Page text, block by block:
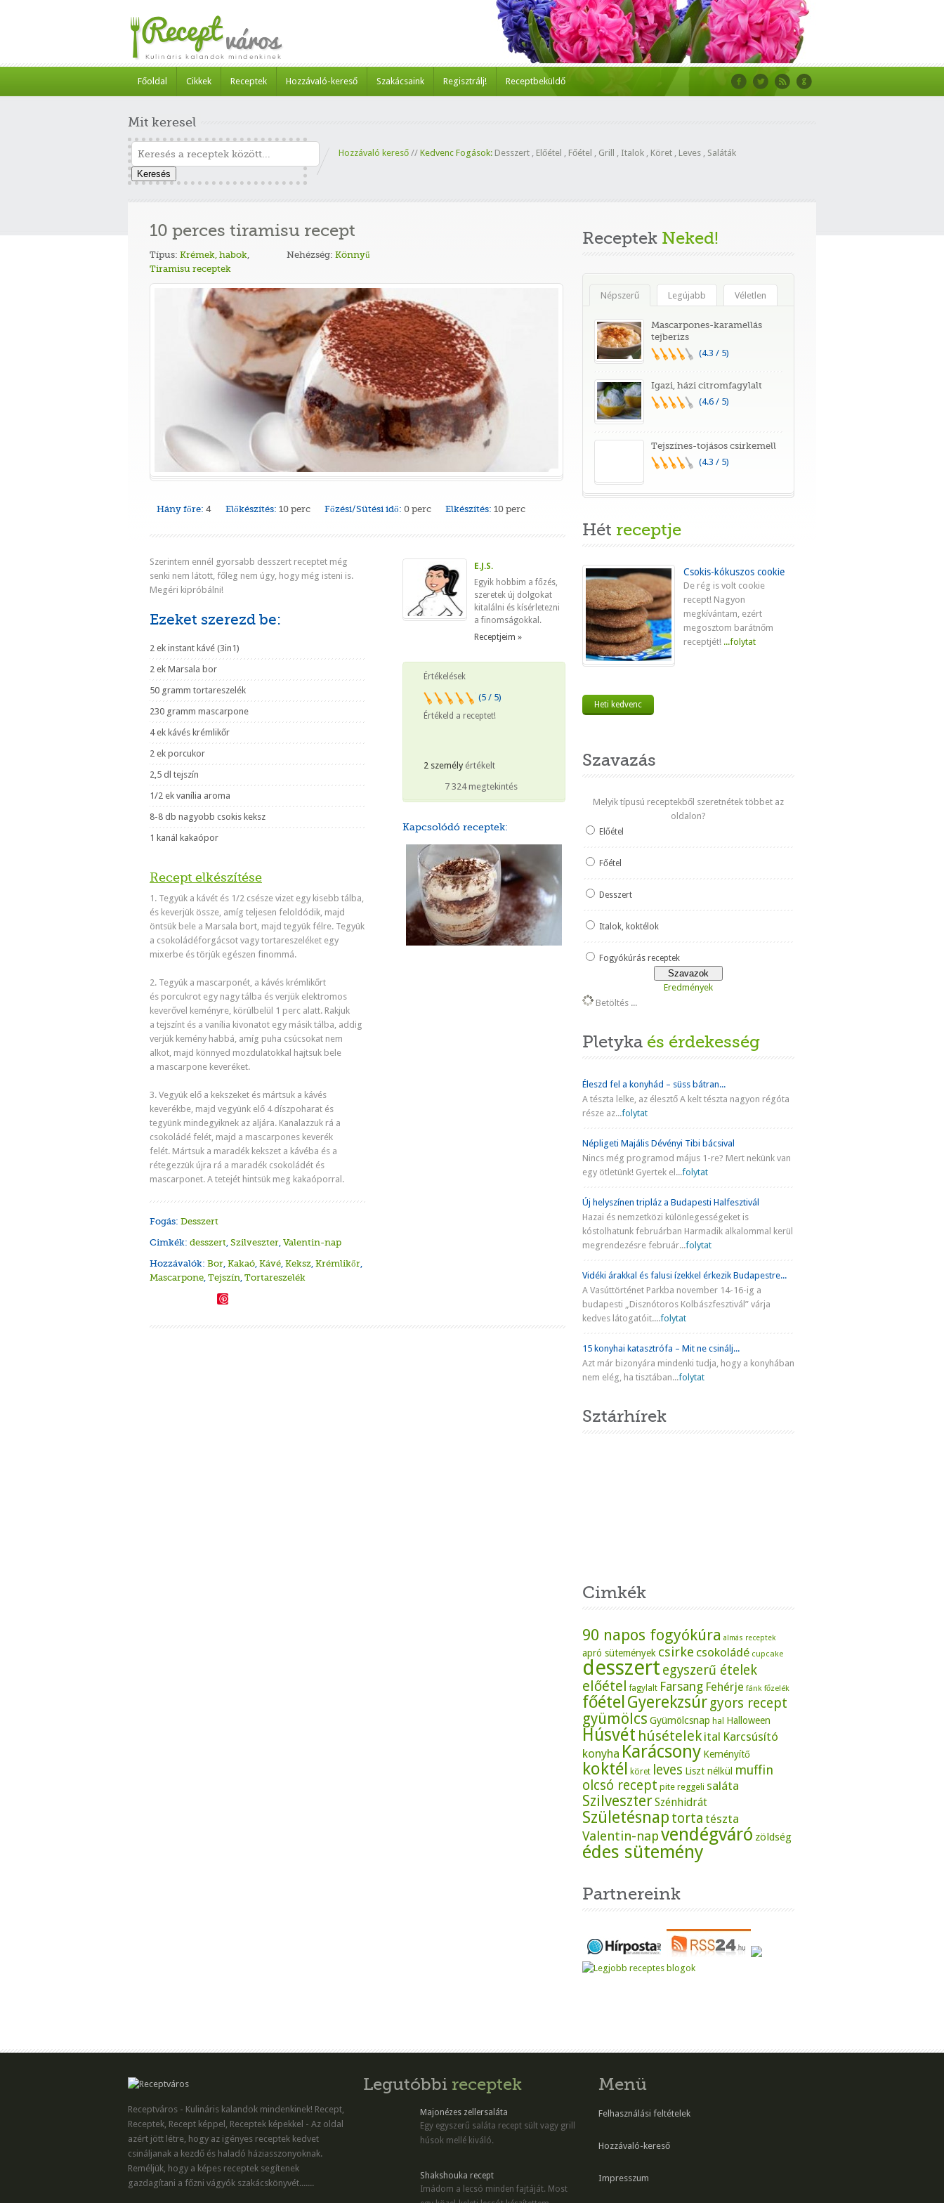
Főoldal Cikkek Receptek Hozzávaló-kereső Szakácsaink Regisztrálj! Receptbeküldő
Mit keresel
Keresés
Hozzávaló kereső // Kedvenc Fogások: Desszert , Előétel , Főétel , Grill , Italok , Köret , Leves , Saláták
10 perces tiramisu recept
Típus: Krémek, habok,
Tiramisu receptek
Nehézség: Könnyű
Hány főre: 4 Előkészítés: 10 perc Főzési/Sütési idő: 0 perc Elkészítés: 10 perc
Szerintem ennél gyorsabb desszert receptet még
senki nem látott, főleg nem úgy, hogy még isteni is.
Megéri kipróbálni!
Ezeket szerezd be:
2 ek instant kávé (3in1)
2 ek Marsala bor
50 gramm tortareszelék
230 gramm mascarpone
4 ek kávés krémlikőr
2 ek porcukor
2,5 dl tejszín
1/2 ek vanília aroma
8-8 db nagyobb csokis keksz
1 kanál kakaópor
Recept elkészítése
1. Tegyük a kávét és 1/2 csésze vizet egy kisebb tálba,
és keverjük össze, amíg teljesen feloldódik, majd
öntsük bele a Marsala bort, majd tegyük félre. Tegyük
a csokoládéforgácsot vagy tortareszeléket egy
mixerbe és törjük egészen finommá.
2. Tegyük a mascarponét, a kávés krémlikőrt
és porcukrot egy nagy tálba és verjük elektromos
keverővel keményre, körülbelül 1 perc alatt. Rakjuk
a tejszínt és a vanília kivonatot egy másik tálba, addig
verjük kemény habbá, amíg puha csúcsokat nem
alkot, majd könnyed mozdulatokkal hajtsuk bele
a mascarpone keveréket.
3. Vegyük elő a kekszeket és mártsuk a kávés
keverékbe, majd vegyünk elő 4 díszpoharat és
tegyünk mindegyiknek az aljára. Kanalazzuk rá a
csokoládé felét, majd a mascarpones keverék
felét. Mártsuk a maradék kekszet a kávéba és a
rétegezzük újra rá a maradék csokoládét és
mascarponet. A tetejét hintsük meg kakaóporral.
Fogás: Desszert
Cimkék: desszert, Szilveszter, Valentin-nap
Hozzávalók: Bor, Kakaó, Kávé, Keksz, Krémlikőr,
Mascarpone, Tejszín, Tortareszelék
E.J.S.
Egyik hobbim a főzés,
szeretek új dolgokat
kitalálni és kísérletezni
a finomságokkal.
Receptjeim »
Értékelések
(5 / 5)
Értékeld a receptet!
2 személyértékelt
7 324 megtekintés
Kapcsolódó receptek:
Receptek Neked!
Népszerű Legújabb Véletlen
Mascarpones-karamellás
tejberizs
(4.3 / 5)
Igazi, házi citromfagylalt
(4.6 / 5)
Tejszínes-tojásos csirkemell
(4.3 / 5)
Hét receptje
Csokis-kókuszos cookie
De rég is volt cookie
recept! Nagyon
megkívántam, ezért
megosztom barátnőm
receptjét! ...folytat
Heti kedvenc
Szavazás
Melyik típusú receptekből szeretnétek többet az
oldalon?
Előétel
Főétel
Desszert
Italok, koktélok
Fogyókúrás receptek
Eredmények
Betöltés ...
Pletyka és érdekesség
Éleszd fel a konyhád – süss bátran...
A tészta lelke, az élesztő A kelt tészta nagyon régóta
része az...folytat
Népligeti Majális Dévényi Tibi bácsival
Nincs még programod május 1-re? Mert nekünk van
egy ötletünk! Gyertek el...folytat
Új helyszínen tripláz a Budapesti Halfesztivál
Hazai és nemzetközi különlegességeket is
kóstolhatunk februárban Harmadik alkalommal kerül
megrendezésre február...folytat
Vidéki árakkal és falusi ízekkel érkezik Budapestre...
A Vasúttörténet Parkba november 14-16-ig a
budapesti „Disznótoros Kolbászfesztivál” várja
kedves látogatóit....folytat
15 konyhai katasztrófa – Mit ne csinálj...
Azt már bizonyára mindenki tudja, hogy a konyhában
nem elég, ha tisztában...folytat
Sztárhírek
Cimkék
90 napos fogyókúra almás receptek
apró sütemények csirke csokoládé cupcake
desszert egyszerű ételek
előétel fagylalt Farsang Fehérje fánk főzelék
főétel Gyerekzsúr gyors recept
gyümölcs Gyümölcsnap hal Halloween
Húsvét húsételek ital Karcsúsító
konyha Karácsony Keményítő
koktél köret leves Liszt nélkül muffin
olcsó recept pite reggeli saláta
SzilveszterSzénhidrát
Születésnap torta tészta
Valentin-napvendégváró zöldség
édes sütemény
Partnereink
Receptváros - Kulináris kalandok mindenkinek! Recept,
Receptek, Recept képpel, Receptek képekkel - Az oldal
azért jött létre, hogy az igényes receptek kedvet
csináljanak a kezdő és haladó háziasszonyoknak.
Reméljük, hogy a képes receptek segítenek
gazdagítani a főzni vágyók szakácskönyvét.......
Legutóbbi receptek
Majonézes zellersaláta
Egy egyszerű saláta recept sült vagy grill
húsok mellé kiváló.
Shakshouka recept
Imádom a lecsó minden fajtáját. Most
Menü
Felhasználási feltételek
Hozzávaló-kereső
Impresszum